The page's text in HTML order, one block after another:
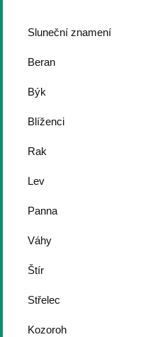
Sluneční znamení
Beran
Býk
Blíženci
Rak
Lev
Panna
Váhy
Štír
Střelec
Kozoroh